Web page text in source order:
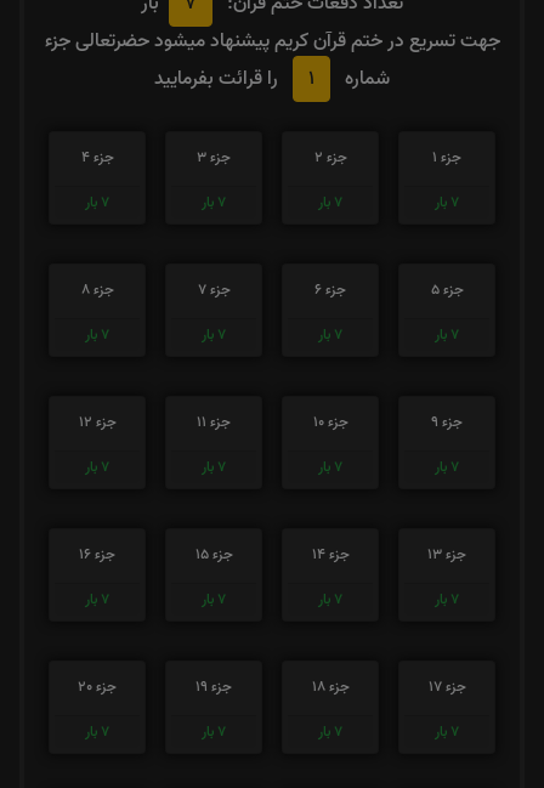
جهت تسریع در ختم قرآن کریم پیشنهاد میشود حضرتعالی جزء
شماره
1 را قرائت بفرمایید
جزء 1
7 بار
جزء 2
7 بار
جزء 3
7 بار
جزء 4
7 بار
جزء 5
7 بار
جزء 6
7 بار
جزء 7
7 بار
جزء 8
7 بار
جزء 9
7 بار
جزء 10
7 بار
جزء 11
7 بار
جزء 12
7 بار
جزء 13
7 بار
جزء 14
7 بار
جزء 15
7 بار
جزء 16
7 بار
جزء 17
7 بار
جزء 18
7 بار
جزء 19
7 بار
جزء 20
7 بار